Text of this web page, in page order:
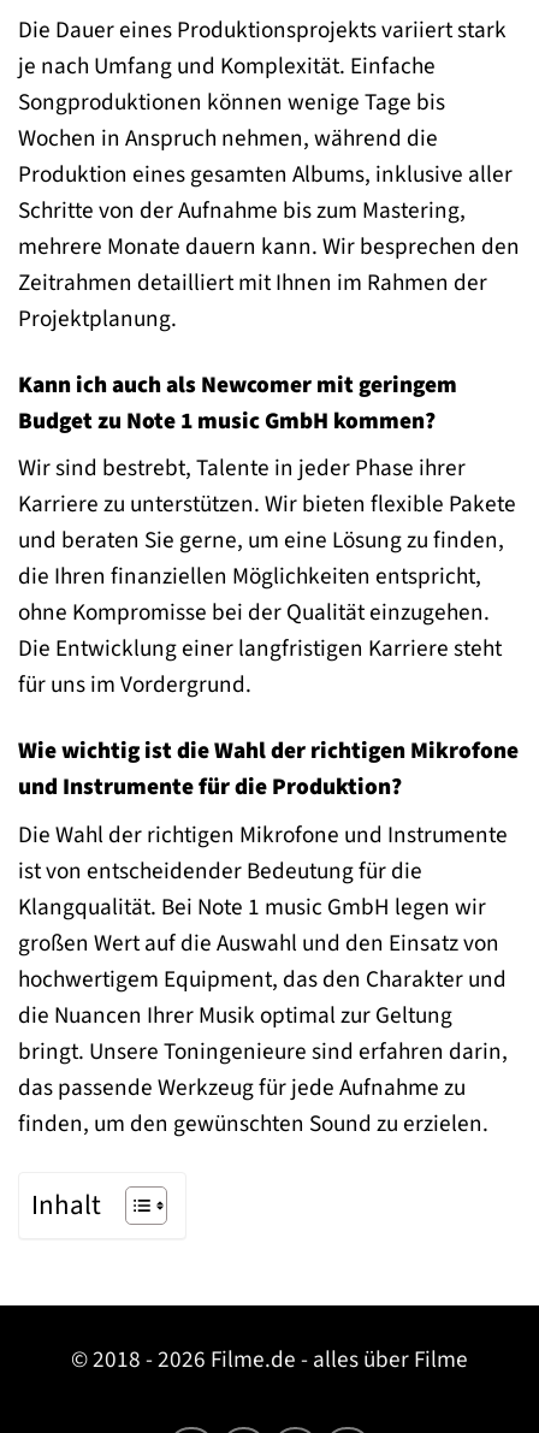
Die Dauer eines Produktionsprojekts variiert stark
je nach Umfang und Komplexität. Einfache
Songproduktionen können wenige Tage bis
Wochen in Anspruch nehmen, während die
Produktion eines gesamten Albums, inklusive aller
Schritte von der Aufnahme bis zum Mastering,
mehrere Monate dauern kann. Wir besprechen den
Zeitrahmen detailliert mit Ihnen im Rahmen der
Projektplanung.
Kann ich auch als Newcomer mit geringem
Budget zu Note 1 music GmbH kommen?
Wir sind bestrebt, Talente in jeder Phase ihrer
Karriere zu unterstützen. Wir bieten flexible Pakete
und beraten Sie gerne, um eine Lösung zu finden,
die Ihren finanziellen Möglichkeiten entspricht,
ohne Kompromisse bei der Qualität einzugehen.
Die Entwicklung einer langfristigen Karriere steht
für uns im Vordergrund.
Wie wichtig ist die Wahl der richtigen Mikrofone
und Instrumente für die Produktion?
Die Wahl der richtigen Mikrofone und Instrumente
ist von entscheidender Bedeutung für die
Klangqualität. Bei Note 1 music GmbH legen wir
großen Wert auf die Auswahl und den Einsatz von
hochwertigem Equipment, das den Charakter und
die Nuancen Ihrer Musik optimal zur Geltung
bringt. Unsere Toningenieure sind erfahren darin,
das passende Werkzeug für jede Aufnahme zu
finden, um den gewünschten Sound zu erzielen.
Inhalt
© 2018 - 2026 Filme.de - alles über Filme